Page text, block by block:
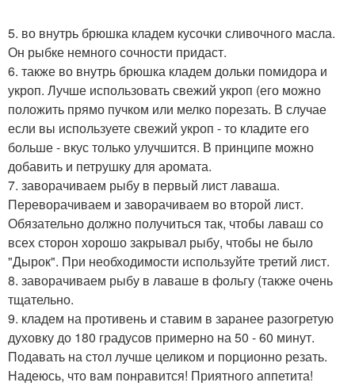
5. во внутрь брюшка кладем кусочки сливочного масла.
Он рыбке немного сочности придаст.
6. также во внутрь брюшка кладем дольки помидора и
укроп. Лучше использовать свежий укроп (его можно
положить прямо пучком или мелко порезать. В случае
если вы используете свежий укроп - то кладите его
больше - вкус только улучшится. В принципе можно
добавить и петрушку для аромата.
7. заворачиваем рыбу в первый лист лаваша.
Переворачиваем и заворачиваем во второй лист.
Обязательно должно получиться так, чтобы лаваш со
всех сторон хорошо закрывал рыбу, чтобы не было
"Дырок". При необходимости используйте третий лист.
8. заворачиваем рыбу в лаваше в фольгу (также очень
тщательно.
9. кладем на противень и ставим в заранее разогретую
духовку до 180 градусов примерно на 50 - 60 минут.
Подавать на стол лучше целиком и порционно резать.
Надеюсь, что вам понравится! Приятного аппетита!